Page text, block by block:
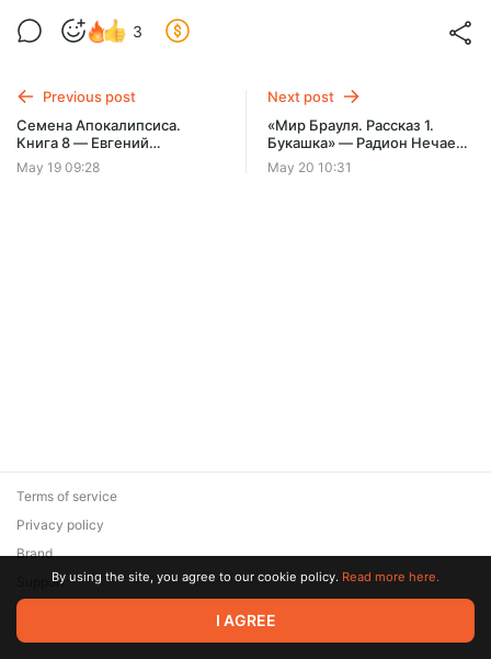
фантастика
UNLOCK FOR FREE
10 days free, then $1.94 per month
3
Previous post
Семена Апокалипсиса.
Книга 8 — Евгений
Понарошку
May 19 09:28
Next post
«Мир Брауля. Рассказ 1.
Букашка» — Радион Нечаев,
Евгений Вторкин
May 20 10:31
© 2026 Zaya Solutions Limited. All rights reserved. All trademarks
are the property of their respective owners.
Terms of service
Privacy policy
Brand
SupportBy using the site, you agree to our cookie policy. Read more here.
I AGREE